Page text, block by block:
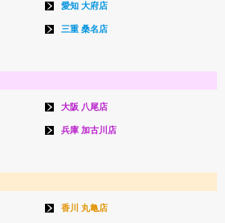
愛知 大府店
三重 桑名店
大阪 八尾店
兵庫 加古川店
香川 丸亀店